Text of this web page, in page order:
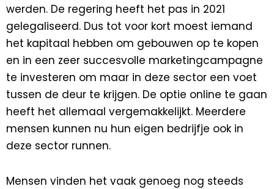
werden. De regering heeft het pas in 2021
gelegaliseerd. Dus tot voor kort moest iemand
het kapitaal hebben om gebouwen op te kopen
en in een zeer succesvolle marketingcampagne
te investeren om maar in deze sector een voet
tussen de deur te krijgen. De optie online te gaan
heeft het allemaal vergemakkelijkt. Meerdere
mensen kunnen nu hun eigen bedrijfje ook in
deze sector runnen.
Mensen vinden het vaak genoeg nog steeds